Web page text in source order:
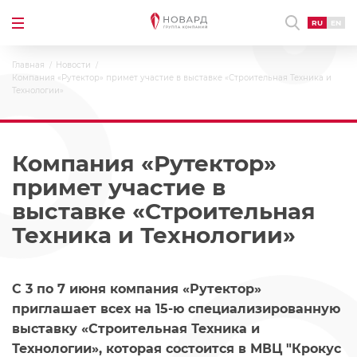
RU EN
Главная
Новости
Компания «Рутектор» примет участие в выставке «Строительная Техника и
Технологии»
Компания «Рутектор»
примет участие в
выставке «Строительная
Техника и Технологии»
С 3 по 7 июня компания «Рутектор»
приглашает всех на 15-ю специализированную
выставку «Строительная Техника и
Технологии», которая состоится в МВЦ "Крокус